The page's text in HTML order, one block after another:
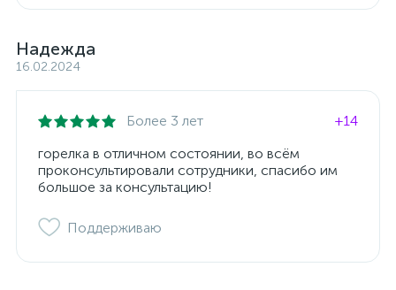
Надежда
16.02.2024
Более 3 лет
+14
горелка в отличном состоянии, во всём
проконсультировали сотрудники, спасибо им
большое за консультацию!
Поддерживаю